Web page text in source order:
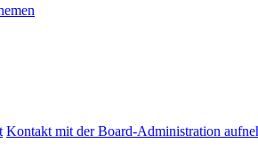
Kontakt mit der Board-Administration